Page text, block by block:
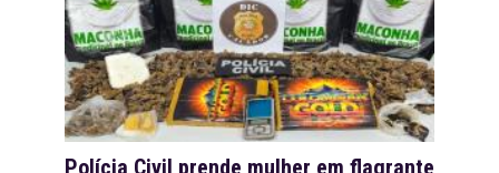
Polícia Civil prende mulher em flagrante